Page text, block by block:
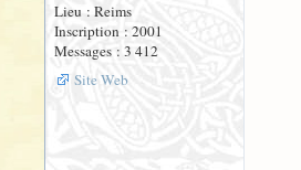
Lieu : Reims
Inscription : 2001
Messages : 3 412
Site Web